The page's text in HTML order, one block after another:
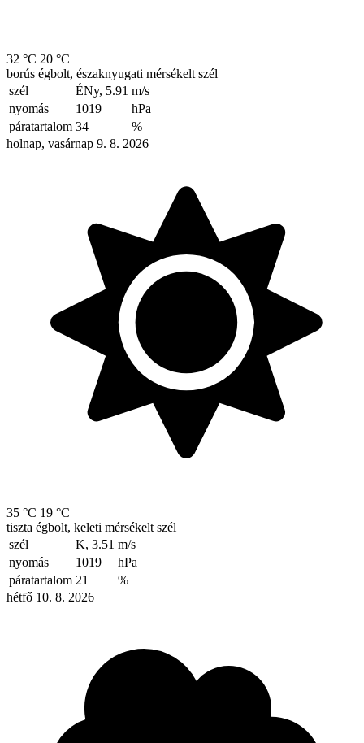
32 °C 20 °C
borús égbolt, északnyugati mérsékelt szél
szél
ÉNy, 5.91 m/s
nyomás
1019
hPa
páratartalom 34
%
holnap, vasárnap 9. 8. 2026
35 °C 19 °C
tiszta égbolt, keleti mérsékelt szél
szél
K, 3.51 m/s
nyomás
1019
hPa
páratartalom 21
%
hétfő 10. 8. 2026